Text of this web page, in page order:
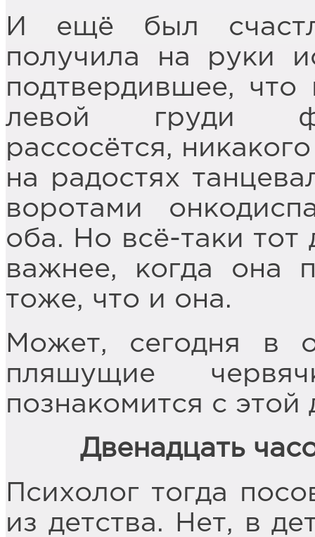
И ещё был
получила на руки
подтвердившее, что
левой груди
рассосётся,
на радостях
воротами
оба. Но всё-таки
важнее, когда она
тоже, что и она.
Может, сегодня в
пляшущие
познакомится с этой
Двенадцать
Психолог тогда
из детства. Нет, в